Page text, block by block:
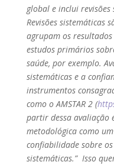
global e inclui revisões
Revisões sistemáticas
agrupam os resultados
estudos primários
saúde, por exemplo.
sistemáticas e a
instrumentos
como o AMSTAR 2 (
partir dessa avaliação
metodológica como
confiabilidade sobre
sistemáticas.” Isso